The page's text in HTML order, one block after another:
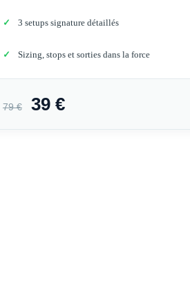
3 setups signature détaillés
Sizing, stops et sorties dans la force
79 € 39 €